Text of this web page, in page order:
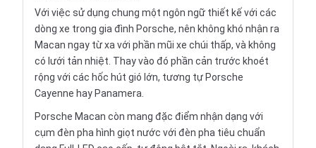
Với việc sử dụng chung một ngôn ngữ thiết kế với các
dòng xe trong gia đình Porsche, nên không khó nhận ra
Macan ngay từ xa với phần mũi xe chúi thấp, và không
có lưới tản nhiệt. Thay vào đó phần cản trước khoét
rộng với các hốc hút gió lớn, tương tự Porsche
Cayenne hay Panamera.
Porsche Macan còn mang đặc điểm nhận dạng với
cụm đèn pha hình giọt nước với đèn pha tiêu chuẩn